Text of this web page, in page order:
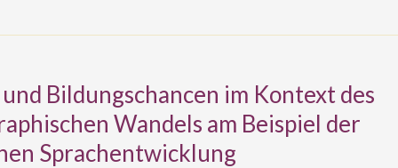
Bildungschancen im Kontext des
Wandels am Beispiel der
Sprachentwicklung